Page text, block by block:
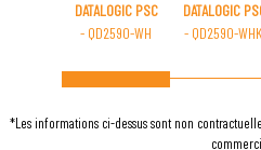
DATALOGIC PSC
- QD2590-WH
DATALOGIC
- QD2590-
*Les informations ci-dessus sont non